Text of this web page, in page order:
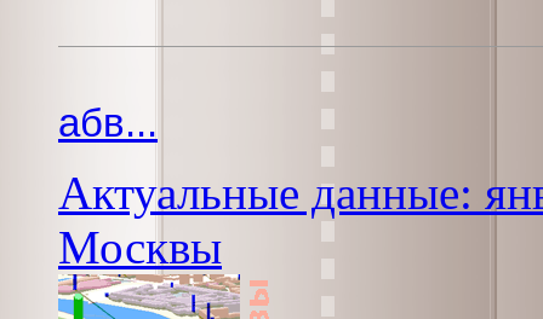
абв...
Актуальные данные:
Москвы